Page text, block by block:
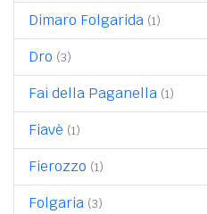
Dimaro Folgarida (1)
Dro (3)
Fai della Paganella (1)
Fiavè (1)
Fierozzo (1)
Folgaria (3)